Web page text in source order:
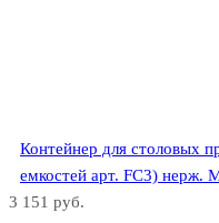
Контейнер для столовых
емкостей арт. FC3) нерж.
3 151 руб.